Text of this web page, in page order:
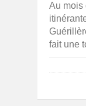
Au mois
fait une